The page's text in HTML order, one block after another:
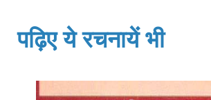
पढ़िए ये रचनायें भी